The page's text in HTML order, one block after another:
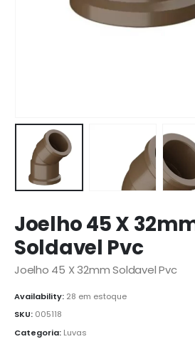
Joelho 45 X
Soldavel Pvc
Joelho 45 X 32mm Soldavel Pvc
Availability: 28 em estoque
SKU: 005118
Categoria: Luvas